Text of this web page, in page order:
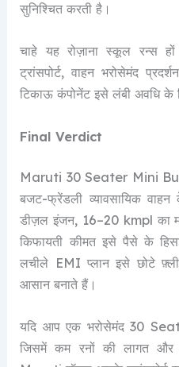
सुनिश्चित करती है।
चाहे यह रोज़ाना स्कूल रन्स
ट्रांसपोर्ट, वाहन भरोसेमंद
टिकाऊ कंपोनेंट इसे लंबी अवधि के
Final Verdict
Maruti 30 Seater Mini
बजट-फ्रेंडली व्यावसायिक
डीज़ल इंजन, 16–20 kmpl का
किफायती कीमत इसे पैसे के
लचीले EMI प्लान इसे छोटे
आसान बनाते हैं।
यदि आप एक भरोसेमंद 30
जिसमें कम रनों की लागत और